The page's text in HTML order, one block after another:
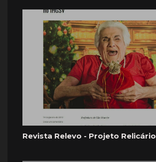
Revista Relevo - Projeto Relicário